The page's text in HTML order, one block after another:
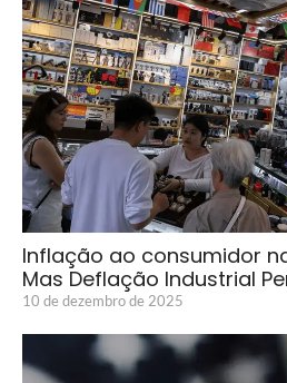
Inflação ao consumidor
Mas Deflação Industrial
10 de dezembro de 2025